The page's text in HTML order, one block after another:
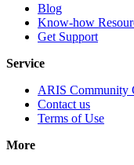
Blog
Know-how
Get Support
Service
ARIS Community
Contact us
Terms of Use
More